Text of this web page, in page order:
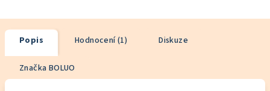
Popis Hodnocení (1) Diskuze
Značka BOLUO